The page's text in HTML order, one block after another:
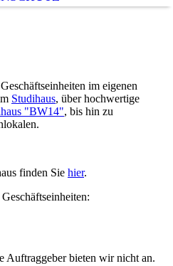
im eigenen
Studihaus, über hochwertige
"BW14", bis hin zu
finden Sie hier.
Auftraggeber bieten wir nicht an.